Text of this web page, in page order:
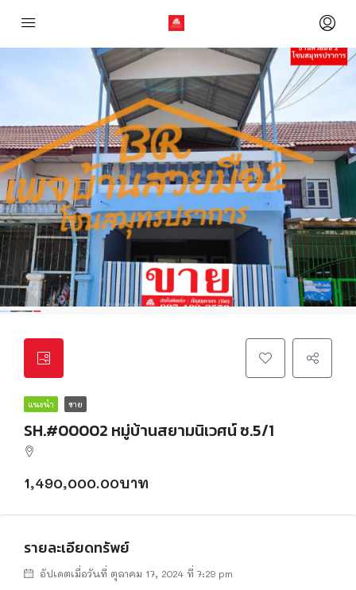
แนะนำ ขาย
SH.#00002 หมู่บ้านสยามนิเวศน์ ซ.5/1
1,490,000.00บาท
รายละเอียดทรัพย์
อัปเดตเมื่อวันที่ ตุลาคม 17, 2024 ที่ 7:29 pm